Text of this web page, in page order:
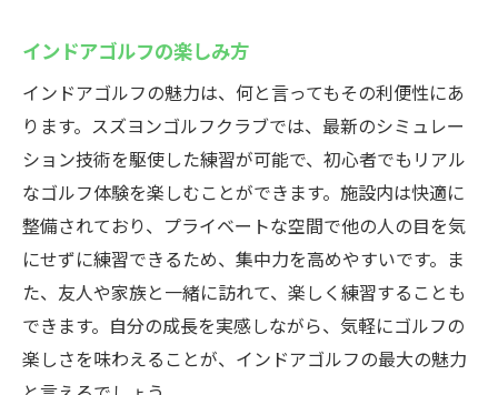
インドアゴルフの楽しみ方
インドアゴルフの魅力は、何と言ってもその利便性にあ
ります。スズヨンゴルフクラブでは、最新のシミュレー
ション技術を駆使した練習が可能で、初心者でもリアル
なゴルフ体験を楽しむことができます。施設内は快適に
整備されており、プライベートな空間で他の人の目を気
にせずに練習できるため、集中力を高めやすいです。ま
た、友人や家族と一緒に訪れて、楽しく練習することも
できます。自分の成長を実感しながら、気軽にゴルフの
楽しさを味わえることが、インドアゴルフの最大の魅力